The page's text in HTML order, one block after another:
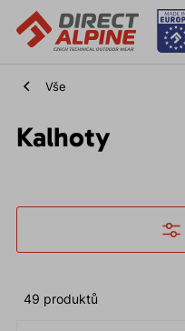
Vše
Kalhoty
49 produktů